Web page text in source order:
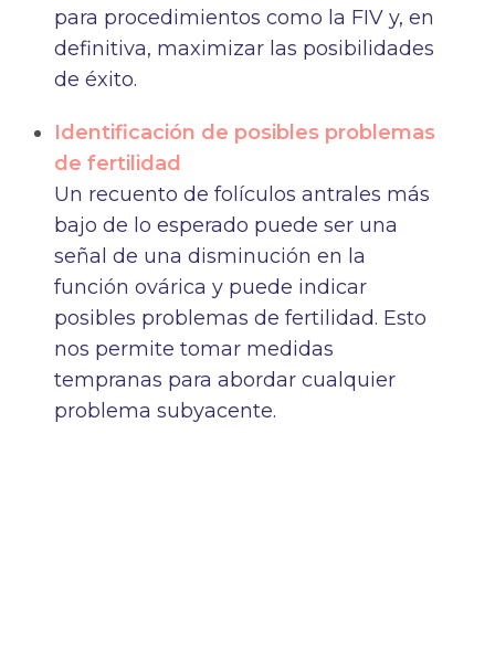
para procedimientos como la FIV y, en
definitiva, maximizar las posibilidades
de éxito.
Identificación de posibles problemas
de fertilidad
Un recuento de folículos antrales más
bajo de lo esperado puede ser una
señal de una disminución en la
función ovárica y puede indicar
posibles problemas de fertilidad. Esto
nos permite tomar medidas
tempranas para abordar cualquier
problema subyacente.